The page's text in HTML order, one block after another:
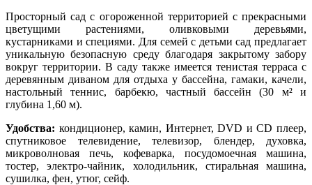
Просторный сад с огороженной территорией с прекрасными
цветущими растениями, оливковыми деревьями,
кустарниками и специями. Для семей с детьми сад предлагает
уникальную безопасную среду благодаря закрытому забору
вокруг территории. В саду также имеется тенистая терраса с
деревянным диваном для отдыха у бассейна, гамаки, качели,
настольный теннис, барбекю, частный бассейн (30 м² и
глубина 1,60 м).
Удобства: кондиционер, камин, Интернет, DVD и CD плеер,
спутниковое телевидение, телевизор, блендер, духовка,
микроволновая печь, кофеварка, посудомоечная машина,
тостер, электро-чайник, холодильник, стиральная машина,
сушилка, фен, утюг, сейф.